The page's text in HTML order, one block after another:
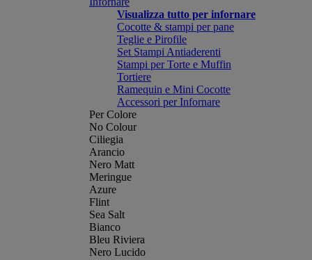
Visualizza tutto per infornare
Cocotte & stampi per pane
Teglie e Pirofile
Set Stampi Antiaderenti
Stampi per Torte e Muffin
Tortiere
Ramequin e Mini Cocotte
Accessori per Infornare
Per Colore
No Colour
Ciliegia
Arancio
Nero Matt
Meringue
Azure
Flint
Sea Salt
Bianco
Bleu Riviera
Nero Lucido